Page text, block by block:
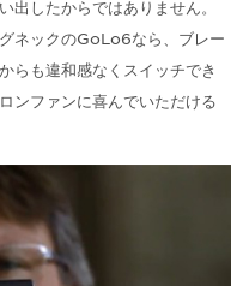
出したからではありません。
ネックのGoLo6なら、ブレー
らも違和感なくスイッチでき
ンファンに喜んでいただける